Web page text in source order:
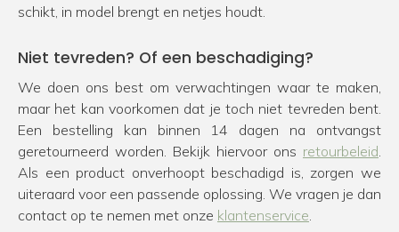
schikt, in model brengt en netjes houdt.
Niet tevreden? Of een beschadiging?
We doen ons best om verwachtingen waar te maken,
maar het kan voorkomen dat je toch niet tevreden bent.
Een bestelling kan binnen 14 dagen na ontvangst
geretourneerd worden. Bekijk hiervoor ons retourbeleid.
Als een product onverhoopt beschadigd is, zorgen we
uiteraard voor een passende oplossing. We vragen je dan
contact op te nemen met onze klantenservice.